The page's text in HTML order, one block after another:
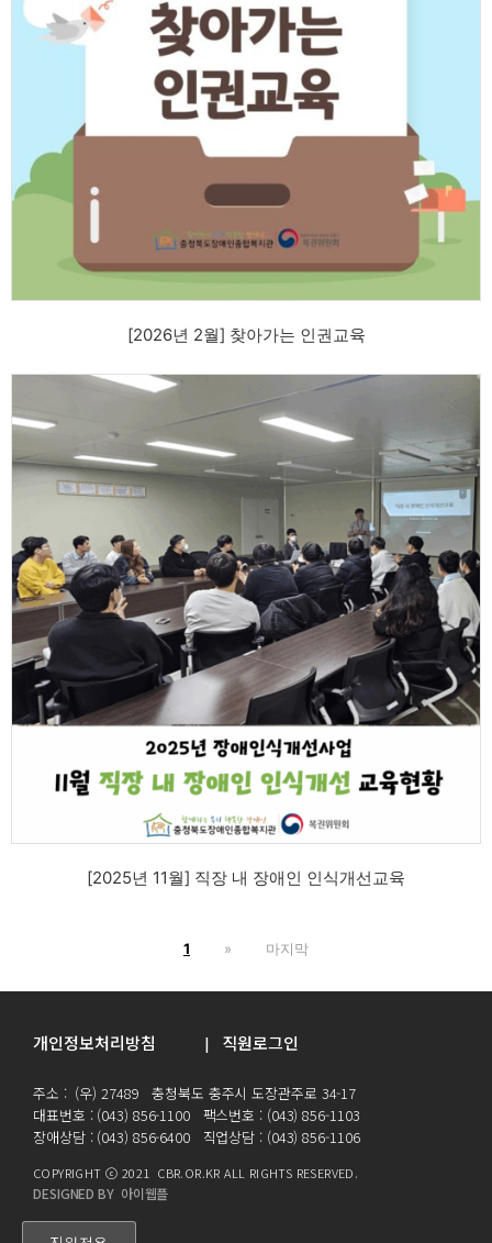
[2026년 2월] 찾아가는 인권교육
[2025년 11월] 직장 내 장애인 인식개선교육
1 » 마지막
개인정보처리방침 | 직원로그인
주소 : (우) 27489 충청북도 충주시 도장관주로 34-17
대표번호 : (043) 856-1100 팩스번호 : (043) 856-1103
장애상담 : (043) 856-6400 직업상담 : (043) 856-1106
COPYRIGHT ⓒ 2021 CBR.OR.KR ALL RIGHTS RESERVED.
DESIGNED BY 아이웹플